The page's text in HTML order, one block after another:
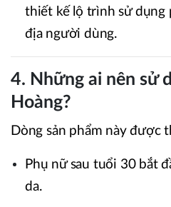
thiết kế lộ trình sử
địa người dùng.
4. Những ai nên sử
Hoàng?
Dòng sản phẩm này được
Phụ nữ sau tuổi 30 bắt
da.